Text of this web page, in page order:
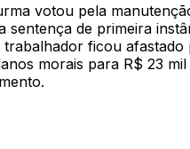
votou pela
sentença de primeira
ficou
morais para R$ 23